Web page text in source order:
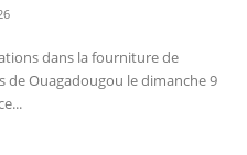
dans la fourniture de
de Ouagadougou le dimanche 9